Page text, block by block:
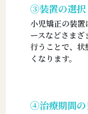
③装置の選択
小児矯正の装
ースなどさまざ
行うことで、
くなります。
④治療期間の